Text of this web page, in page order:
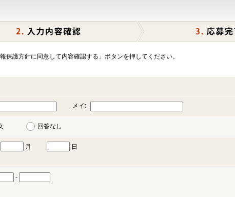
保護方針に同意して内容確認する」ボタンを押してください。
メイ:
回答なし
月 日
-